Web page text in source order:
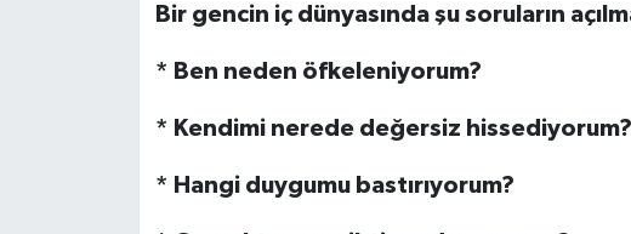
Bir gencin iç dünyasında şu soruların
* Ben neden öfkeleniyorum?
* Kendimi nerede değersiz hissediyorum?
* Hangi duygumu bastırıyorum?